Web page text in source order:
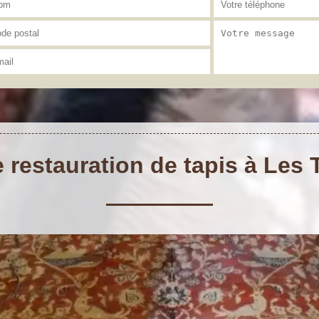
restauration de tapis à Les